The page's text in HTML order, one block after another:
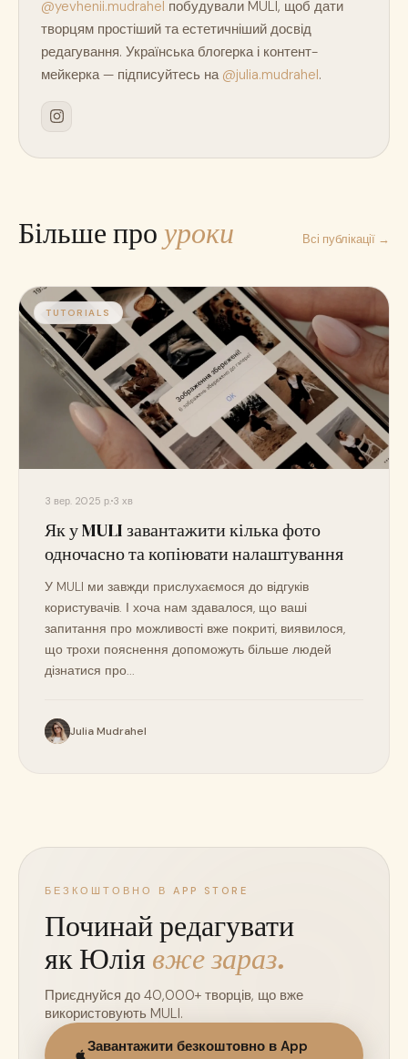
@yevhenii.mudrahel побудували MULI, щоб дати
творцям простіший та естетичніший досвід
редагування. Українська блогерка і контент-
мейкерка — підписуйтесь на @julia.mudrahel.
Більше проуроки Всі публікації →
TUTORIALS
3 вер. 2025 р. 3 хв
Як у MULI завантажити кілька фото
одночасно та копіювати налаштування
У MULI ми завжди прислухаємося до відгуків
користувачів. І хоча нам здавалося, що ваші
запитання про можливості вже покриті, виявилося,
що трохи пояснення допоможуть більше людей
дізнатися про...
Julia Mudrahel
БЕЗКОШТОВНО В APP STORE
Починай редагувати
як Юлія вже зараз.
Приєднуйся до 40,000+ творців, що вже
використовують MULI.
Завантажити безкоштовно в App